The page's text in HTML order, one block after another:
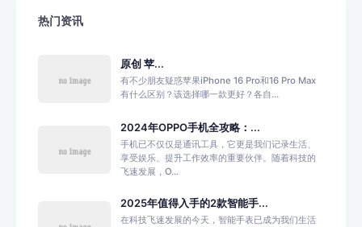
热门资讯
原创 苹...
有不少朋友疑惑苹果iPhone 16 Pro和16 Pro Max
有什么区别？该选择哪一款更好？各自...
2024年OPPO手机全攻略：...
手机已不仅仅是通讯工具，它更是我们记录生活、
享受娱乐、提升工作效率的重要伙伴。随着科技的
飞速发展，O...
2025年值得入手的2款智能手...
在科技飞速发展的今天，智能手表已成为我们生活